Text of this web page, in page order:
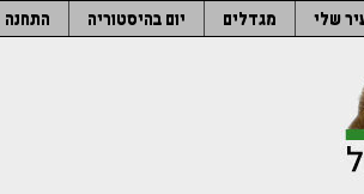
שלי מגדלים יום בהיסטוריה התחנה